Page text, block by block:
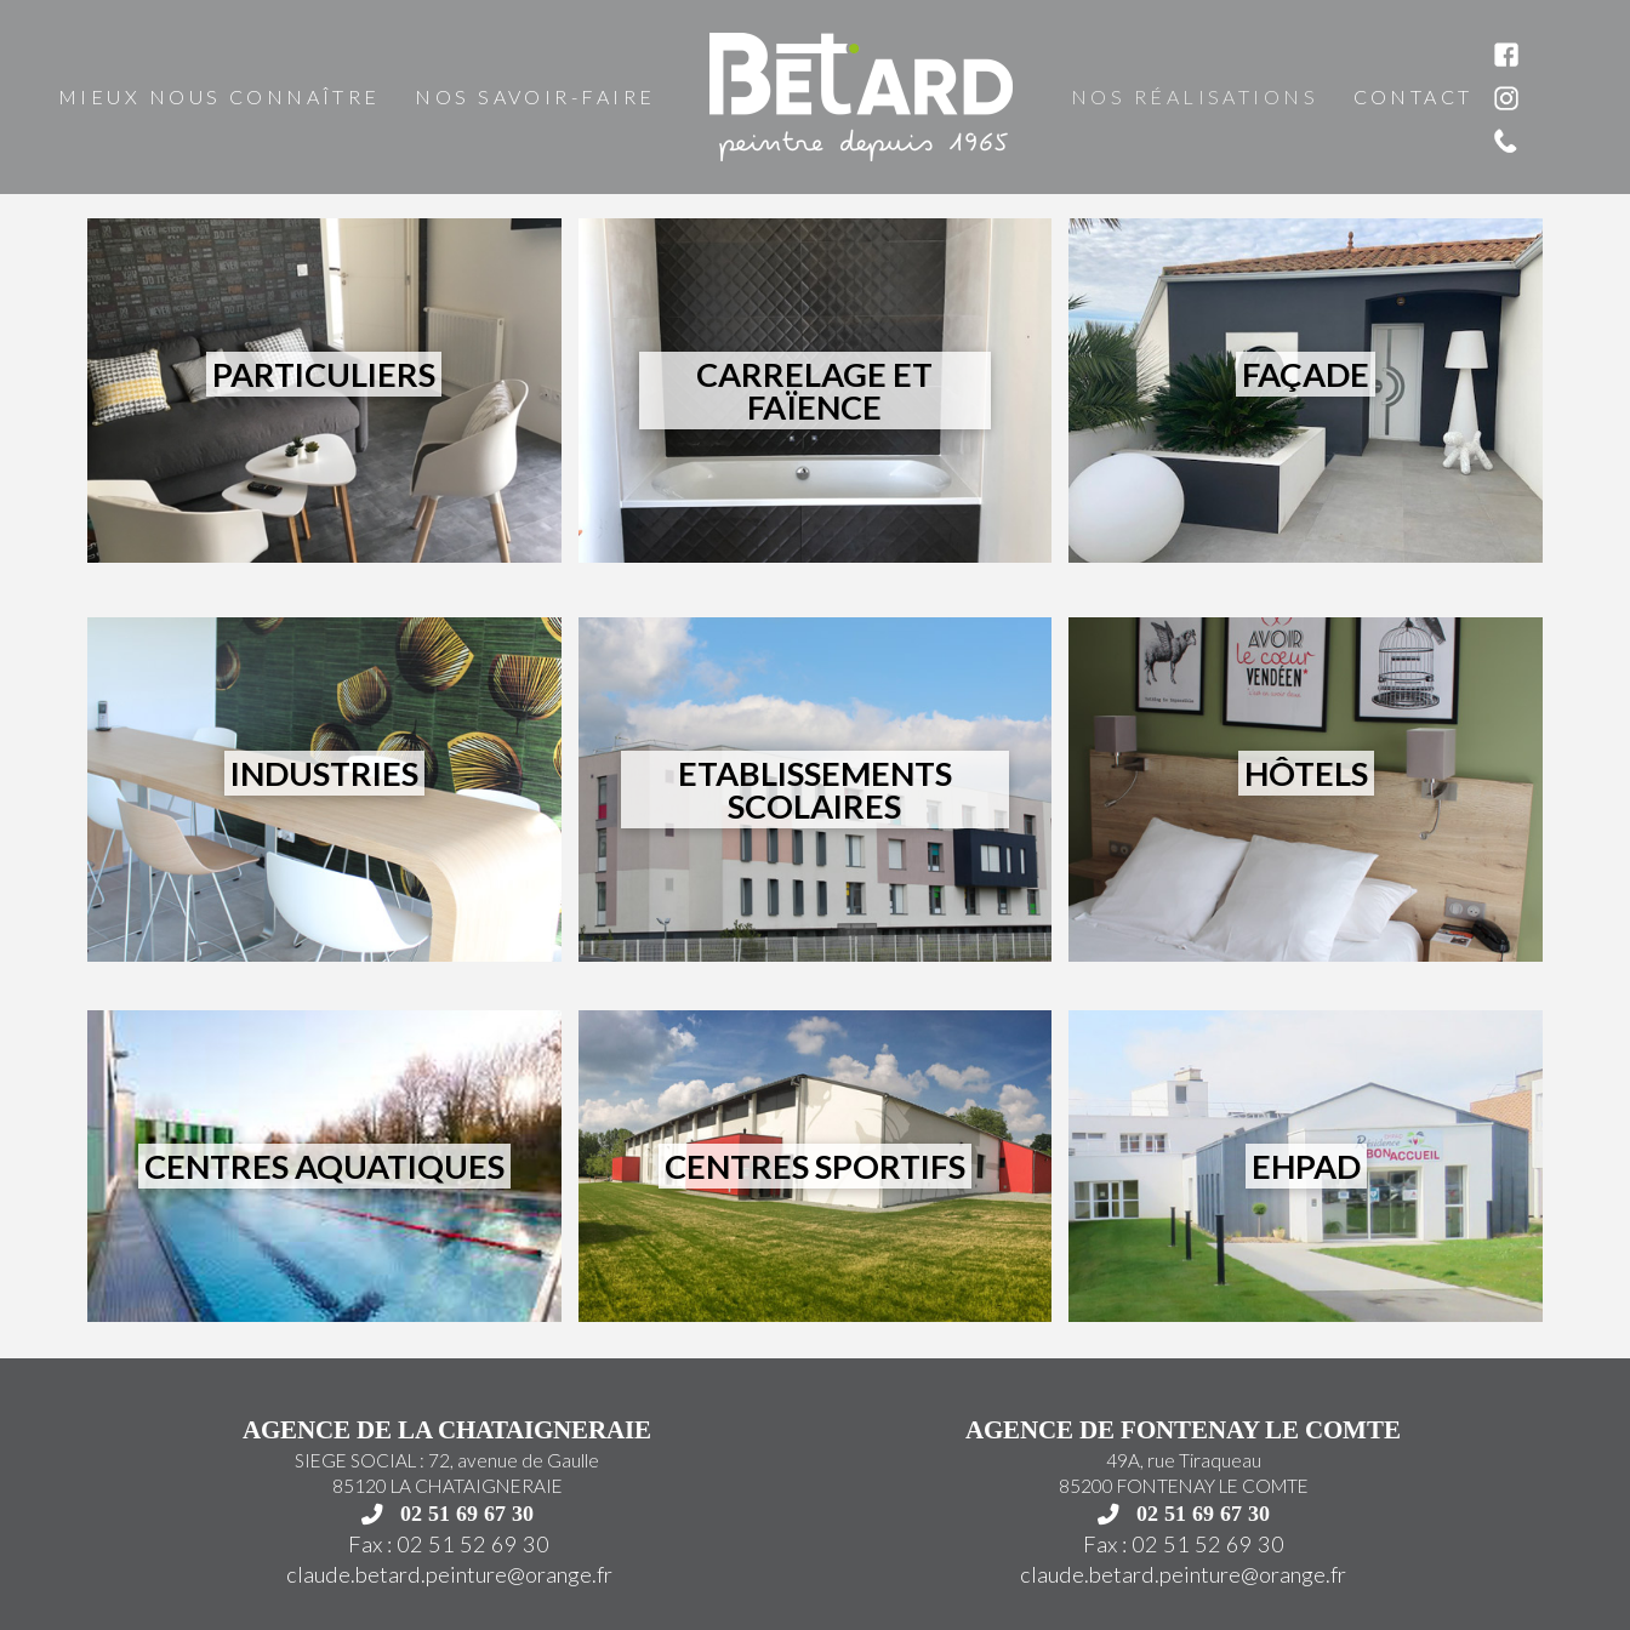
MIEUX NOUS CONNAÎTRE NOS SAVOIR-FAIRE NOS RÉALISATIONS CONTACT
PARTICULIERS
CARRELAGE ET
FAÏENCE
FAÇADE
INDUSTRIES
ETABLISSEMENTS
SCOLAIRES
HÔTELS
CENTRES AQUATIQUES CENTRES SPORTIFS EHPAD
AGENCE DE LA CHATAIGNERAIE
SIEGE SOCIAL : 72, avenue de Gaulle
85120 LA CHATAIGNERAIE
02 51 69 67 30
Fax : 02 51 52 69 30
claude.betard.peinture@orange.fr
AGENCE DE FONTENAY LE COMTE
49A, rue Tiraqueau
85200 FONTENAY LE COMTE
02 51 69 67 30
Fax : 02 51 52 69 30
claude.betard.peinture@orange.fr